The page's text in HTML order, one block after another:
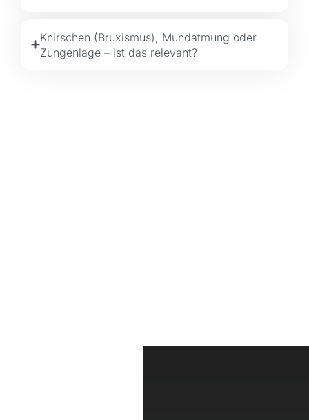
Knirschen (Bruxismus), Mundatmung oder
Zungenlage – ist das relevant?